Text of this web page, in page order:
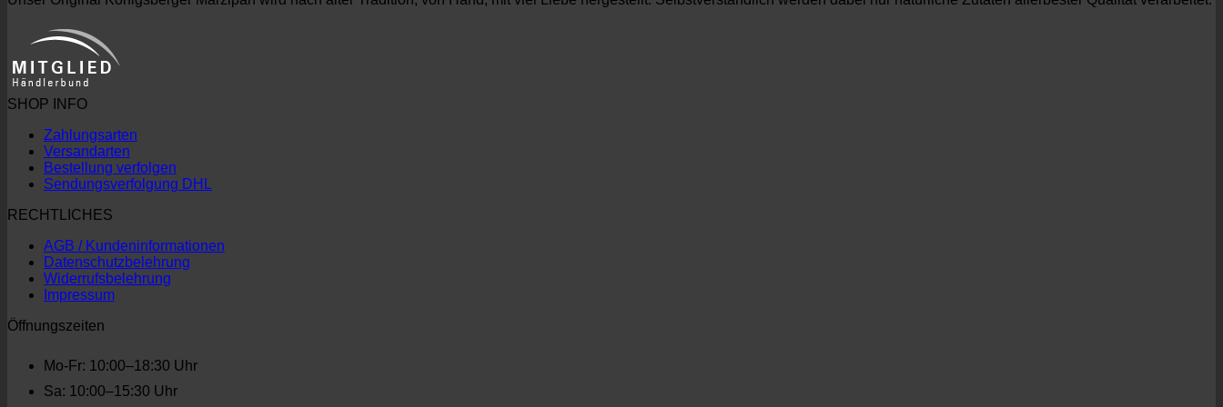
SHOP INFO
Zahlungsarten
Versandarten
Bestellung verfolgen
Sendungsverfolgung DHL
RECHTLICHES
AGB / Kundeninformationen
Datenschutzbelehrung
Widerrufsbelehrung
Impressum
Öffnungszeiten
Mo-Fr: 10:00–18:30 Uhr
Sa: 10:00–15:30 Uhr